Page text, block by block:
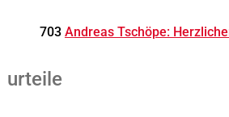
703 Andreas Tschöpe:
urteile